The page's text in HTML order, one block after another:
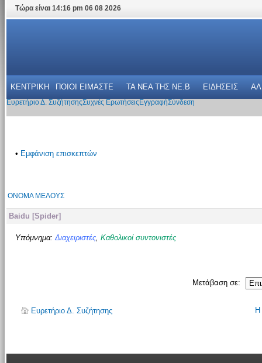
Τώρα είναι 14:16 pm 06 08 2026
ΚΕΝΤΡΙΚΗ ΠΟΙΟΙ ΕΙΜΑΣΤΕ ΤΑ ΝΕΑ THΣ NE.B ΕΙΔΗΣΕΙΣ
Ευρετήριο Δ. ΣυζήτησηςΣυχνές Ερωτήσεις ΕγγραφήΣύνδεση
• Εμφάνιση επισκεπτών
ΌΝΟΜΑ ΜΈΛΟΥΣ
Baidu [Spider]
Υπόμνημα:Διαχειριστές, Καθολικοί συντονιστές
Μετάβαση σε:
Ευρετήριο Δ. Συζήτησης Η